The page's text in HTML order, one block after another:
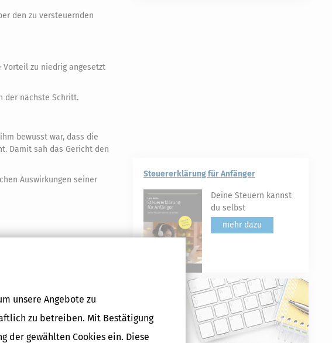
unsere Angebote zu
zu betreiben. Mit Bestätigung
der gewählten Cookies ein. Diese
den zu versteuernden
Vorteil zu niedrig angesetzt
der nächste Schritt.
bewusst war, dass die
Damit sah das Gericht den
Auswirkungen seiner
Angaben macht,
ein »Verkürzungserfolg«
Steuererklärung für Anfänger
Deine Steuern kannst
du selbst
mehr dazu